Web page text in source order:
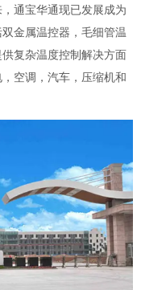
通宝华通现已发展成为
金属温控器，毛细管温
复杂温度控制解决方面
空调，汽车，压缩机和